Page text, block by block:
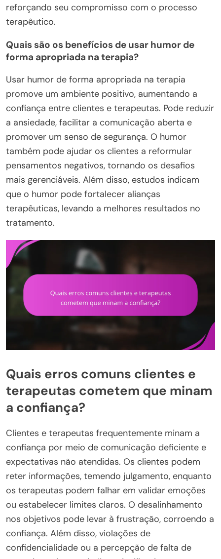
reforçando seu compromisso com o processo
terapêutico.
Quais são os benefícios de usar humor de
forma apropriada na terapia?
Usar humor de forma apropriada na terapia
promove um ambiente positivo, aumentando a
confiança entre clientes e terapeutas. Pode reduzir
a ansiedade, facilitar a comunicação aberta e
promover um senso de segurança. O humor
também pode ajudar os clientes a reformular
pensamentos negativos, tornando os desafios
mais gerenciáveis. Além disso, estudos indicam
que o humor pode fortalecer alianças
terapêuticas, levando a melhores resultados no
tratamento.
Quais erros comuns clientes e
terapeutas cometem que minam
a confiança?
Clientes e terapeutas frequentemente minam a
confiança por meio de comunicação deficiente e
expectativas não atendidas. Os clientes podem
reter informações, temendo julgamento, enquanto
os terapeutas podem falhar em validar emoções
ou estabelecer limites claros. O desalinhamento
nos objetivos pode levar à frustração, corroendo a
confiança. Além disso, violações de
confidencialidade ou a percepção de falta de